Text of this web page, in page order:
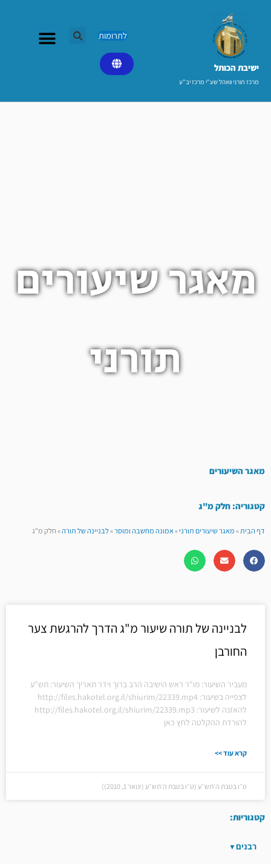
ישיבת הכותל​
מרכז תורני וואהל שע"י מרכז יב"ע
לתרומות
מאגר שיעורים
תורני
מאגר השיעורים
קטגוריה: חלק מ"ג
דף הבית»מאגר שיעורים תורני»אמונה מחשבה ומוסר»לבניינה של תורה»חלק מ"ג
לבניינה של תורה שיעור מ"ג הדרך להרגשת צער
החורבן
מעביר השיעור: מו"ר ראש הישיבה הרב ברוך וידר תאריך השיעור: תש"ע
לצפייה בשיעור: http://files.hakotel.org.il/shiurim/22339.mp4
להאזנה לשיעור: http://files.hakotel.org.il/shiurim/22339.mp3
להורדת ההקלטה לחץ כאן
קרא עוד >>
ט״ו בטבת ה׳תש״ע (ט״ו בטבת ה׳תש״ע (ינואר 1, 2010))
קטגוריות:
רבנים